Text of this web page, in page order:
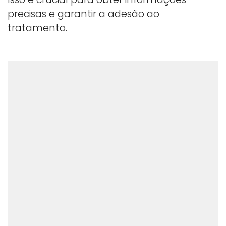
precisas e garantir a adesão ao
tratamento.